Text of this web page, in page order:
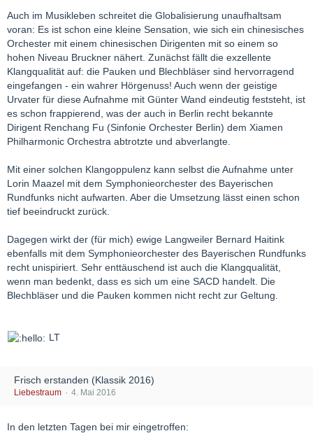
Auch im Musikleben schreitet die Globalisierung unaufhaltsam
voran: Es ist schon eine kleine Sensation, wie sich ein chinesisches
Orchester mit einem chinesischen Dirigenten mit so einem so
hohen Niveau Bruckner nähert. Zunächst fällt die exzellente
Klangqualität auf: die Pauken und Blechbläser sind hervorragend
eingefangen - ein wahrer Hörgenuss! Auch wenn der geistige
Urvater für diese Aufnahme mit Günter Wand eindeutig feststeht, ist
es schon frappierend, was der auch in Berlin recht bekannte
Dirigent Renchang Fu (Sinfonie Orchester Berlin) dem Xiamen
Philharmonic Orchestra abtrotzte und abverlangte.
Mit einer solchen Klangoppulenz kann selbst die Aufnahme unter
Lorin Maazel mit dem Symphonieorchester des Bayerischen
Rundfunks nicht aufwarten. Aber die Umsetzung lässt einen schon
tief beeindruckt zurück.
Dagegen wirkt der (für mich) ewige Langweiler Bernard Haitink
ebenfalls mit dem Symphonieorchester des Bayerischen Rundfunks
recht unispiriert. Sehr enttäuschend ist auch die Klangqualität,
wenn man bedenkt, dass es sich um eine SACD handelt. Die
Blechbläser und die Pauken kommen nicht recht zur Geltung.
LT
Frisch erstanden (Klassik 2016)
Liebestraum 4. Mai 2016
In den letzten Tagen bei mir eingetroffen: